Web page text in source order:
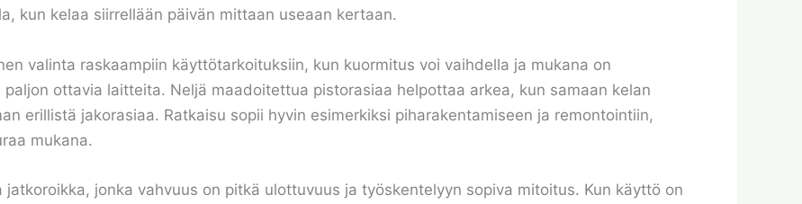
kun kelaa siirrellään päivän mittaan useaan kertaan.
valinta raskaampiin käyttötarkoituksiin, kun kuormitus voi vaihdella ja mukana on
ottavia laitteita. Neljä maadoitettua pistorasiaa helpottaa arkea, kun samaan kelan
erillistä jakorasiaa. Ratkaisu sopii hyvin esimerkiksi piharakentamiseen ja remontointiin,
mukana.
jatkoroikka, jonka vahvuus on pitkä ulottuvuus ja työskentelyyn sopiva mitoitus. Kun käyttö on